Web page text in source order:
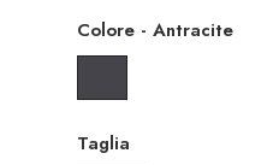
Colore - Antracite
Taglia